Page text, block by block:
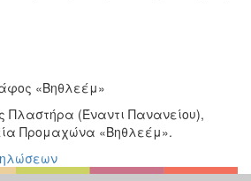
«Βηθλεέμ»
Πλαστήρα (Έναντι Πανανείου),
Προμαχώνα «Βηθλεέμ».